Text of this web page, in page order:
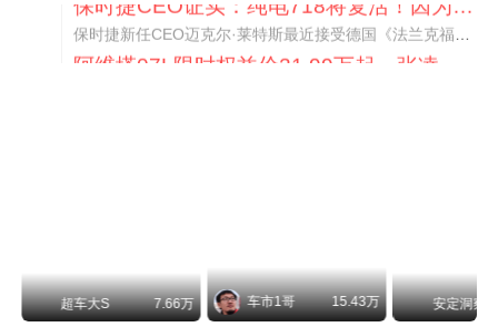
阿维塔07L限时权益价21.99万起，张凌赫成首位车主
安定洞察 8.07万 智电出行 8.54万 智电出行